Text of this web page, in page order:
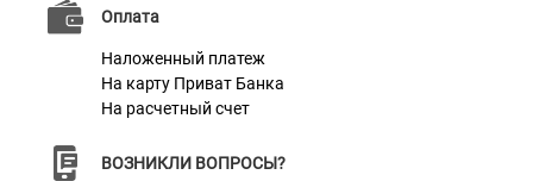
Оплата
Наложенный платеж
На карту Приват Банка
На расчетный счет
ВОЗНИКЛИ ВОПРОСЫ?
между собакой и хозяином.